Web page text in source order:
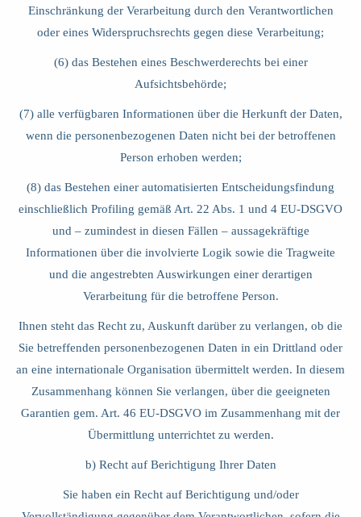
Einschränkung der Verarbeitung durch den Verantwortlichen
oder eines Widerspruchsrechts gegen diese Verarbeitung;
(6) das Bestehen eines Beschwerderechts bei einer
Aufsichtsbehörde;
(7) alle verfügbaren Informationen über die Herkunft der Daten,
wenn die personenbezogenen Daten nicht bei der betroffenen
Person erhoben werden;
(8) das Bestehen einer automatisierten Entscheidungsfindung
einschließlich Profiling gemäß Art. 22 Abs. 1 und 4 EU-DSGVO
und – zumindest in diesen Fällen – aussagekräftige
Informationen über die involvierte Logik sowie die Tragweite
und die angestrebten Auswirkungen einer derartigen
Verarbeitung für die betroffene Person.
Ihnen steht das Recht zu, Auskunft darüber zu verlangen, ob die
Sie betreffenden personenbezogenen Daten in ein Drittland oder
an eine internationale Organisation übermittelt werden. In diesem
Zusammenhang können Sie verlangen, über die geeigneten
Garantien gem. Art. 46 EU-DSGVO im Zusammenhang mit der
Übermittlung unterrichtet zu werden.
b) Recht auf Berichtigung Ihrer Daten
Sie haben ein Recht auf Berichtigung und/oder